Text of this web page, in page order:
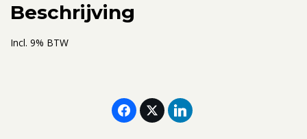
08-
2023
Beschrijving
Incl. 9% BTW